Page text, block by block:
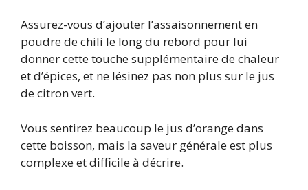
Assurez-vous d’ajouter l’assaisonnement en
poudre de chili le long du rebord pour lui
donner cette touche supplémentaire de chaleur
et d’épices, et ne lésinez pas non plus sur le jus
de citron vert.
Vous sentirez beaucoup le jus d’orange dans
cette boisson, mais la saveur générale est plus
complexe et difficile à décrire.